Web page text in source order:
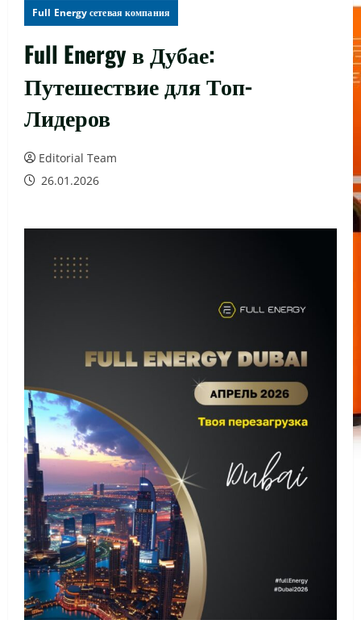
Full Energy сетевая компания
Full Energy в Дубае:
Путешествие для Топ-
Лидеров
Editorial Team
26.01.2026